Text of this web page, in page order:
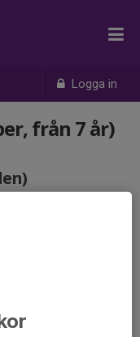
Logga in
från 7 år)
från 7 år. Vi övar
olika